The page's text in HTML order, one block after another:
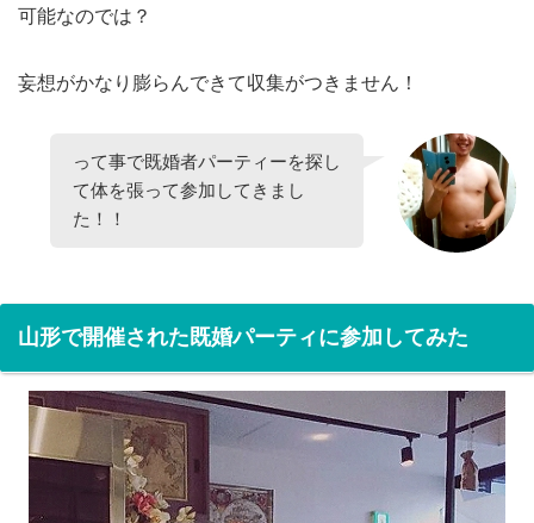
可能なのでは？
妄想がかなり膨らんできて収集がつきません！
って事で既婚者パーティーを探し
て体を張って参加してきまし
た！！
山形で開催された既婚パーティに参加してみた